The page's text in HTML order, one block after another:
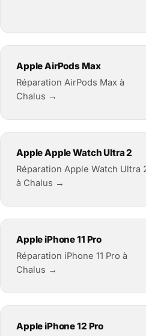
Apple AirPods Max
Réparation AirPods Max à
Chalus →
Apple Apple Watch Ultra 2
Réparation Apple Watch Ultra
à Chalus →
Apple iPhone 11 Pro
Réparation iPhone 11 Pro à
Chalus →
Apple iPhone 12 Pro